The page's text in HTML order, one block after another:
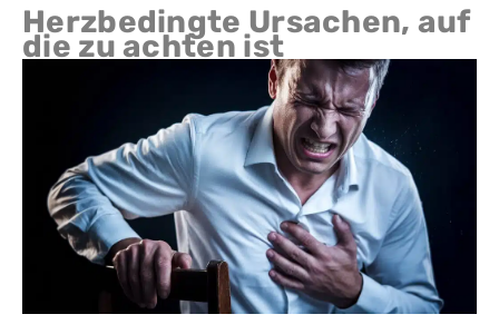
Herzbedingte Ursachen, auf
die zu achten ist